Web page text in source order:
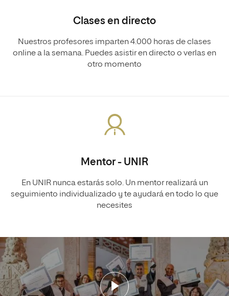
Clases en directo
Nuestros profesores imparten 4.000 horas de clases
online a la semana. Puedes asistir en directo o verlas en
otro momento
Mentor - UNIR
En UNIR nunca estarás solo. Un mentor realizará un
seguimiento individualizado y te ayudará en todo lo que
necesites